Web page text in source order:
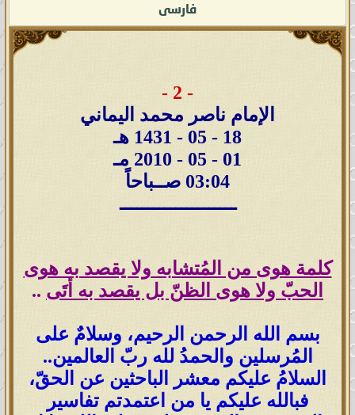
فارسى
- 2 -
الإمام ناصر محمد اليماني
18 - 05 - 1431 هـ
01 - 05 - 2010 مـ
03:04 صــباحاً
ـــــــــــــــــــــ
كلمة هوى من المُتشابه ولا يقصد به هوى
الحبّ ولا هوى الظنّ بل يقصد به أتَى ..
بسم الله الرحمن الرحيم، وسلامٌ على
المُرسلين والحمدُ لله ربّ العالمين..
السلامُ عليكم معشر الباحثين عن الحقّ،
فبالله عليكم يا من اعتمدتم تفاسير